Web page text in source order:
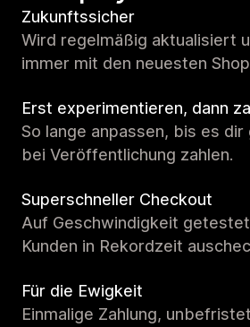
Zukunftssicher
Wird regelmäßig aktualisiert
immer mit den neuesten
Erst experimentieren, dann
So lange anpassen, bis es
bei Veröffentlichung zahlen.
Superschneller Checkout
Auf Geschwindigkeit
Kunden in Rekordzeit
Für die Ewigkeit
Einmalige Zahlung,